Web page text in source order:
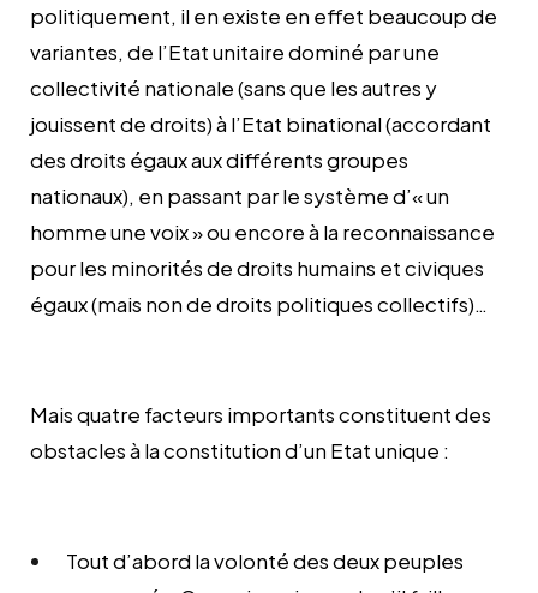
politiquement, il en existe en effet beaucoup de
variantes, de l’Etat unitaire dominé par une
collectivité nationale (sans que les autres y
jouissent de droits) à l’Etat binational (accordant
des droits égaux aux différents groupes
nationaux), en passant par le système d’« un
homme une voix » ou encore à la reconnaissance
pour les minorités de droits humains et civiques
égaux (mais non de droits politiques collectifs)…
Mais quatre facteurs importants constituent des
obstacles à la constitution d’un Etat unique :
Tout d’abord la volonté des deux peuples